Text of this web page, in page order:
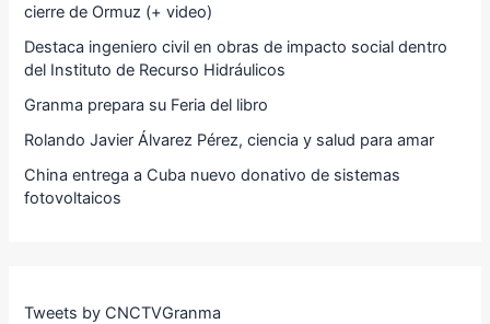
cierre de Ormuz (+ video)
Destaca ingeniero civil en obras de impacto social dentro
del Instituto de Recurso Hidráulicos
Granma prepara su Feria del libro
Rolando Javier Álvarez Pérez, ciencia y salud para amar
China entrega a Cuba nuevo donativo de sistemas
fotovoltaicos
Tweets by CNCTVGranma